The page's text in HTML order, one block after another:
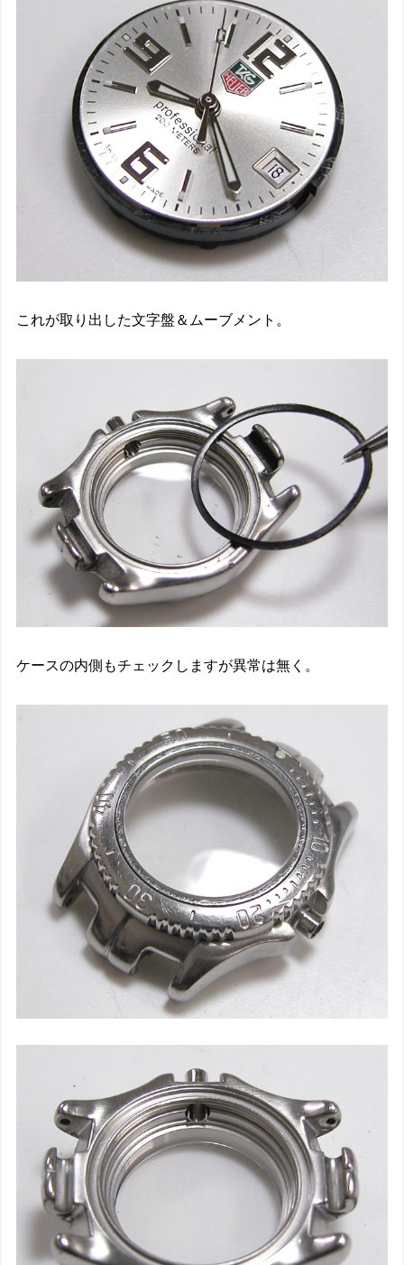
これが取り出した文字盤＆ムーブメント。
ケースの内側もチェックしますが異常は無く。